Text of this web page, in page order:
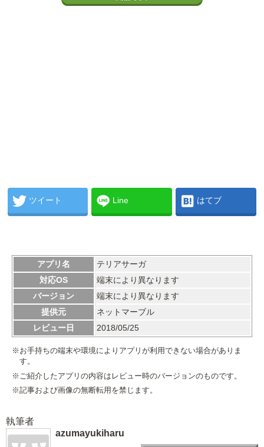
ツイート Line はてブ
アプリ名
テリアサーガ
対応OS
端末により異なります
バージョン
端末により異なります
提供元
ネットマーブル
レビュー日
2018/05/25
※お手持ちの端末や環境によりアプリが利用できない場合がありま
す。
※ご紹介したアプリの内容はレビュー時のバージョンのものです。
※記事および画像の無断転用を禁じます。
執筆者
azumayukiharu